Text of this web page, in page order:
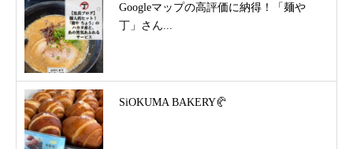
Googleマップの高評価に納得！「麺や
丁」さん...
SiOKUMA BAKERY🥐